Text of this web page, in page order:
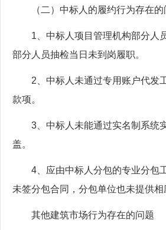
（二）中标人的履约行为存在的
1、中标人项目管理机构部分人员
部分人员抽检当日未到岗履职。
2、中标人未通过专用账户代发
款项。
3、中标人未能通过实名制系统
盖。
4、应由中标人分包的专业分包
未签分包合同，分包单位也未提供相
其他建筑市场行为存在的问题